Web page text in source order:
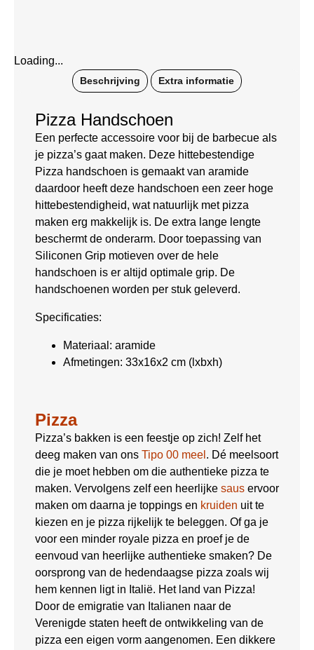
Loading...
Beschrijving Extra informatie
Pizza Handschoen
Een perfecte accessoire voor bij de barbecue als
je pizza’s gaat maken. Deze hittebestendige
Pizza handschoen is gemaakt van aramide
daardoor heeft deze handschoen een zeer hoge
hittebestendigheid, wat natuurlijk met pizza
maken erg makkelijk is. De extra lange lengte
beschermt de onderarm. Door toepassing van
Siliconen Grip motieven over de hele
handschoen is er altijd optimale grip. De
handschoenen worden per stuk geleverd.
Specificaties:
Materiaal: aramide
Afmetingen: 33x16x2 cm (lxbxh)
Pizza
Pizza’s bakken is een feestje op zich! Zelf het
deeg maken van ons Tipo 00 meel . Dé meelsoort
die je moet hebben om die authentieke pizza te
maken. Vervolgens zelf een heerlijke saus ervoor
maken om daarna je toppings en kruiden uit te
kiezen en je pizza rijkelijk te beleggen. Of ga je
voor een minder royale pizza en proef je de
eenvoud van heerlijke authentieke smaken? De
oorsprong van de hedendaagse pizza zoals wij
hem kennen ligt in Italië. Het land van Pizza!
Door de emigratie van Italianen naar de
Verenigde staten heeft de ontwikkeling van de
pizza een eigen vorm aangenomen. Een dikkere